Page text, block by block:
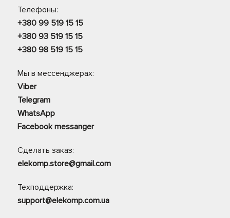
Телефоны:
+380 99 519 15 15
+380 93 519 15 15
+380 98 519 15 15
Мы в мессенджерах:
Viber
Telegram
WhatsApp
Facebook messanger
Сделать заказ:
elekomp.store@gmail.com
Техподдержка:
support@elekomp.com.ua